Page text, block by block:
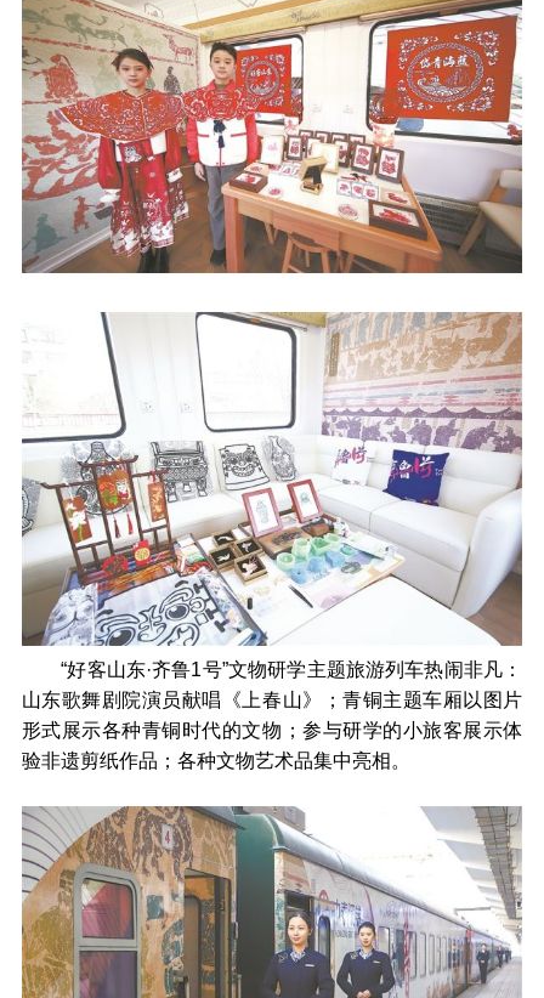
“好客山东·齐鲁1号”文物研学主题旅游列车热闹非凡：
山东歌舞剧院演员献唱《上春山》； 青铜主题车厢以图片
形式展示各种青铜时代的文物； 参与研学的小旅客展示体
验非遗剪纸作品；各种文物艺术品集中亮相。